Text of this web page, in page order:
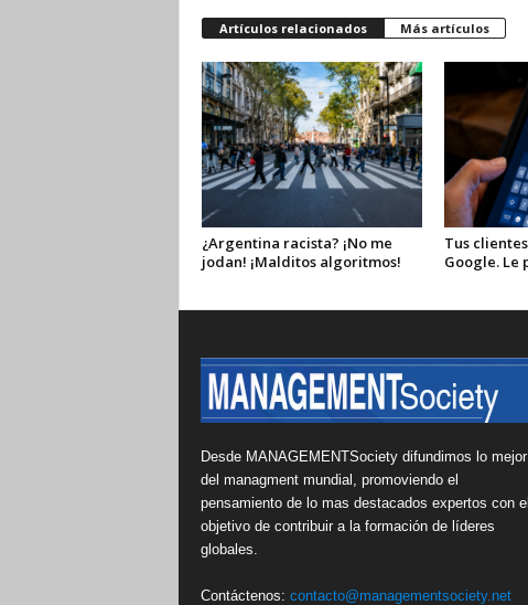
Artículos relacionados Más artículos
¿Argentina racista? ¡No me
jodan! ¡Malditos algoritmos!
Tus
Google. Le
Desde MANAGEMENTSociety difundimos lo mejor
del managment mundial, promoviendo el
pensamiento de lo mas destacados expertos con el
objetivo de contribuir a la formación de líderes
globales.
Contáctenos: contacto@managementsociety.net